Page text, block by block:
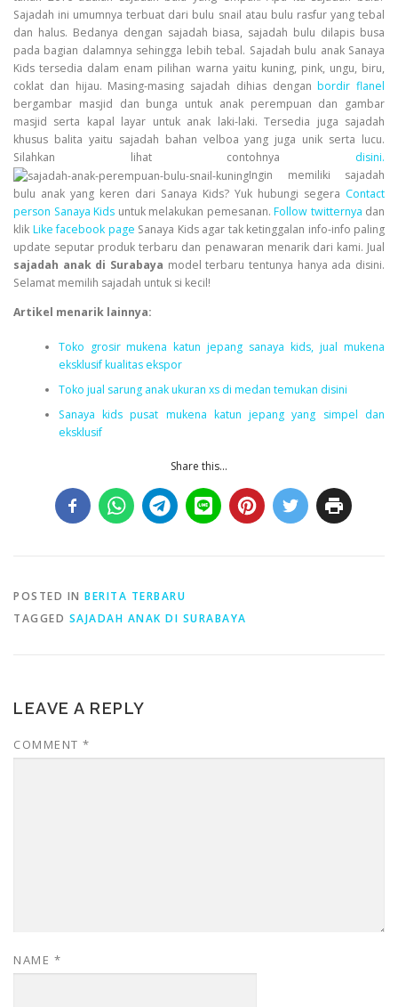
Sajadah ini umumnya terbuat dari bulu snail atau bulu rasfur yang tebal
dan halus. Bedanya dengan sajadah biasa, sajadah bulu dilapis busa
pada bagian dalamnya sehingga lebih tebal. Sajadah bulu anak Sanaya
Kids tersedia dalam enam pilihan warna yaitu kuning, pink, ungu, biru,
coklat dan hijau. Masing-masing sajadah dihias denganbordir flanel
bergambar masjid dan bunga untuk anak perempuan dan gambar
masjid serta kapal layar untuk anak laki-laki. Tersedia juga sajadah
khusus balita yaitu sajadah bahan velboa yang juga unik serta lucu.
Silahkan lihat contohnya disini.
Ingin memiliki sajadah
bulu anak yang keren dari Sanaya Kids? Yuk hubungi segera Contact
person Sanaya Kids untuk melakukan pemesanan. Follow twitternya dan
klik Like facebook page Sanaya Kids agar tak ketinggalan info-info paling
update seputar produk terbaru dan penawaran menarik dari kami. Jual
sajadah anak di Surabaya model terbaru tentunya hanya ada disini.
Selamat memilih sajadah untuk si kecil!
Artikel menarik lainnya:
Toko grosir mukena katun jepang sanaya kids, jual mukena
eksklusif kualitas ekspor
Toko jual sarung anak ukuran xs di medan temukan disini
Sanaya kids pusat mukena katun jepang yang simpel dan
eksklusif
Share this...
POSTED IN BERITA TERBARU
TAGGED SAJADAH ANAK DI SURABAYA
LEAVE A REPLY
COMMENT *
NAME *